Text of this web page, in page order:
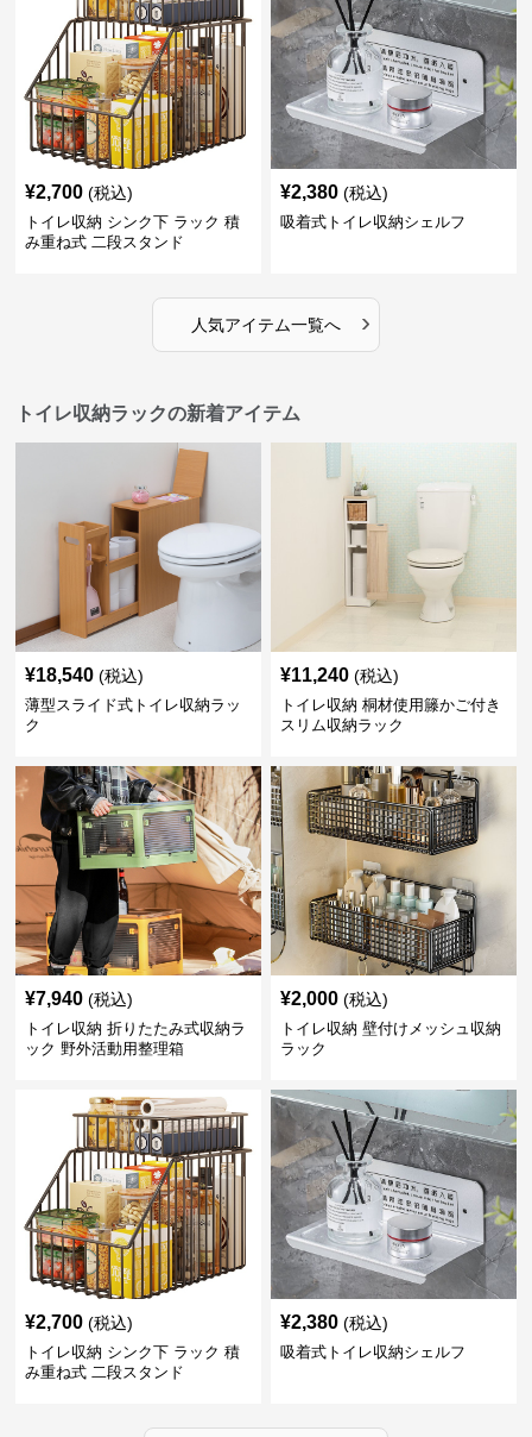
¥2,700 (税込)
トイレ収納 シンク下 ラック 積
み重ね式 二段スタンド
¥2,380 (税込)
吸着式トイレ収納シェルフ
人気アイテム一覧へ ›
トイレ収納ラックの新着アイテム
¥18,540 (税込)
薄型スライド式トイレ収納ラッ
ク
¥11,240 (税込)
トイレ収納 桐材使用籐かご付き
スリム収納ラック
¥7,940 (税込)
トイレ収納 折りたたみ式収納ラ
ック 野外活動用整理箱
¥2,000 (税込)
トイレ収納 壁付けメッシュ収納
ラック
¥2,700 (税込)
トイレ収納 シンク下 ラック 積
み重ね式 二段スタンド
¥2,380 (税込)
吸着式トイレ収納シェルフ